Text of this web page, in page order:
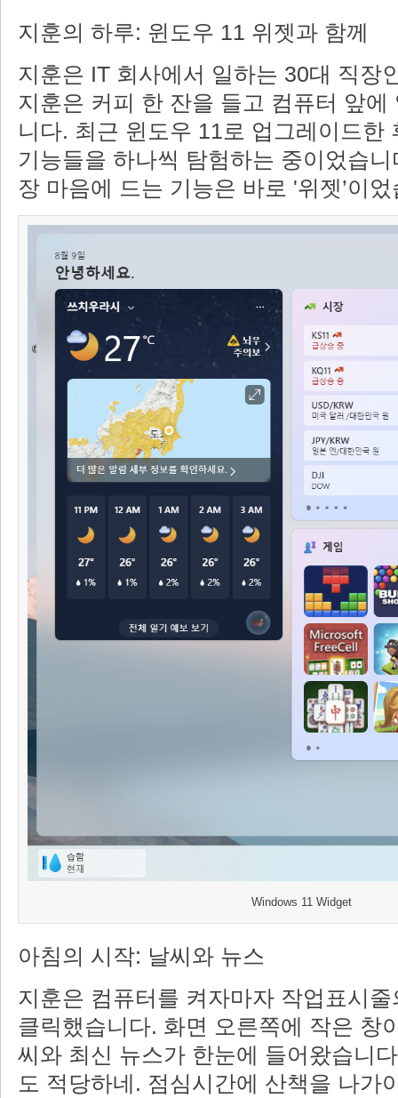
지훈의 하루: 윈도우 11 위젯과 함께
지훈은 IT 회사에서 일하는 30대 직장
지훈은 커피 한 잔을 들고 컴퓨터 앞에
니다. 최근 윈도우 11로 업그레이드한
기능들을 하나씩 탐험하는 중이었습
장 마음에 드는 기능은 바로 '위젯’이
Windows 11 Widget
아침의 시작: 날씨와 뉴스
지훈은 컴퓨터를 켜자마자 작업표시
클릭했습니다. 화면 오른쪽에 작은 창
씨와 최신 뉴스가 한눈에 들어왔습니
도 적당하네. 점심시간에 산책을 나가